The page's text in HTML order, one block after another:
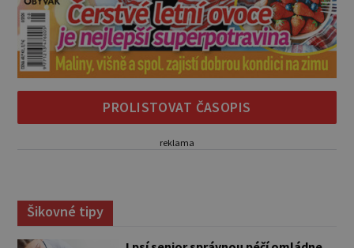
PROLISTOVAT ČASOPIS
reklama
Šikovné tipy